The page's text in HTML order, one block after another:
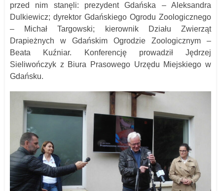
przed nim stanęli: prezydent Gdańska – Aleksandra
Dulkiewicz; dyrektor Gdańskiego Ogrodu Zoologicznego
– Michał Targowski; kierownik Działu Zwierząt
Drapieżnych w Gdańskim Ogrodzie Zoologicznym –
Beata Kuźniar. Konferencję prowadził Jędrzej
Sieliwończyk z Biura Prasowego Urzędu Miejskiego w
Gdańsku.